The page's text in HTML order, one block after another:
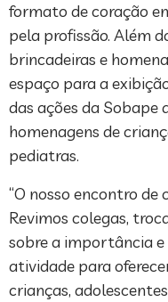
formato de coração
pela profissão. Além
brincadeiras e
espaço para a
das ações da Sobape
homenagens de
pediatras.
“O nosso encontro
Revimos colegas,
sobre a importância
atividade para
crianças,